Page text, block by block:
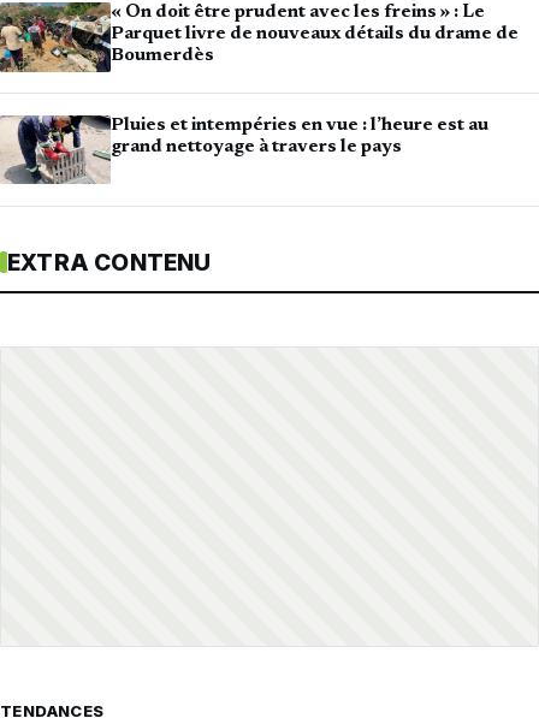
« On doit être prudent avec les freins » : Le
Parquet livre de nouveaux détails du drame de
Boumerdès
Pluies et intempéries en vue : l’heure est au
grand nettoyage à travers le pays
EXTRA CONTENU
TENDANCES